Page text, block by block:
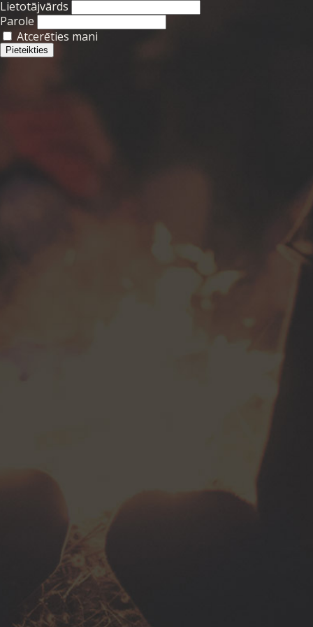
Lietotājvārds
Parole
Atcerēties mani